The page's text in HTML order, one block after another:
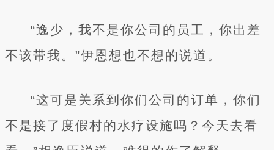
“逸少，我不是你公司的员工，你出差
不该带我。”伊恩想也不想的说道。
“这可是关系到你们公司的订单，你们
不是接了度假村的水疗设施吗？今天去看